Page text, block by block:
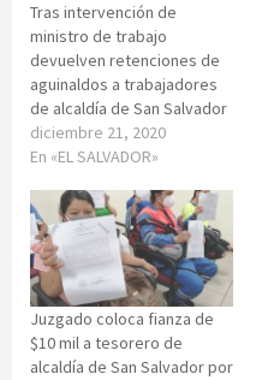
Tras intervención de
ministro de trabajo
devuelven retenciones de
aguinaldos a trabajadores
de alcaldía de San Salvador
diciembre 21, 2020
En «EL SALVADOR»
Juzgado coloca fianza de
$10 mil a tesorero de
alcaldía de San Salvador por